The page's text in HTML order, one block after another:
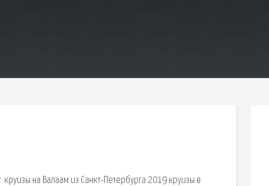
круизы на Валаам из Санкт-Петербурга 2019 круизы в